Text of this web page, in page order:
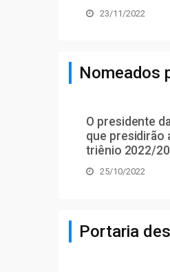
23/11/2022
Nomeados
O presidente
que presidirão
triênio 2022/
25/10/2022
Portaria